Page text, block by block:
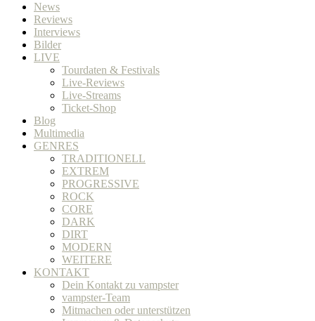
News
Reviews
Interviews
Bilder
LIVE
Tourdaten & Festivals
Live-Reviews
Live-Streams
Ticket-Shop
Blog
Multimedia
GENRES
TRADITIONELL
EXTREM
PROGRESSIVE
ROCK
CORE
DARK
DIRT
MODERN
WEITERE
KONTAKT
Dein Kontakt zu vampster
vampster-Team
Mitmachen oder unterstützen